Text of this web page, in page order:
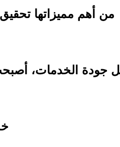
من أهم مميزاتها
جودة الخدمات،